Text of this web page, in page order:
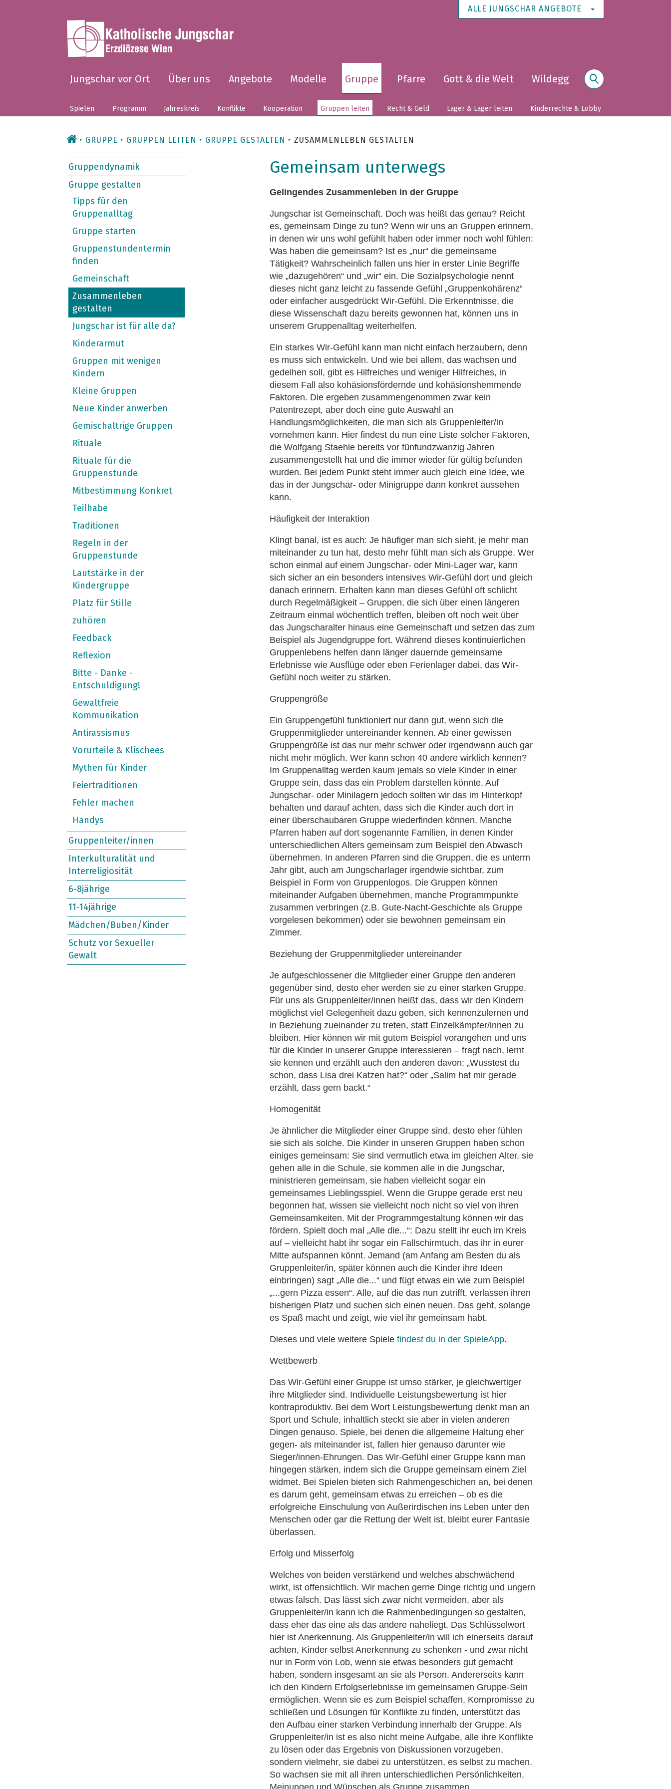
ALLE JUNGSCHAR ANGEBOTE
Jungschar vor Ort Über uns Angebote Modelle Gruppe Pfarre Gott & die Welt Wildegg
Spielen Programm Jahreskreis Konflikte Kooperation Gruppen leiten Recht & Geld Lager & Lager leiten Kinderrechte & Lobby
GRUPPE GRUPPEN LEITEN GRUPPE GESTALTEN ZUSAMMENLEBEN GESTALTEN
Gruppendynamik
Gruppe gestalten
Tipps für den
Gruppenalltag
Gruppe starten
Gruppenstundentermin
finden
Gemeinschaft
Zusammenleben
gestalten
Jungschar ist für alle da?
Kinderarmut
Gruppen mit wenigen
Kindern
Kleine Gruppen
Neue Kinder anwerben
Gemischaltrige Gruppen
Rituale
Rituale für die
Gruppenstunde
Mitbestimmung Konkret
Teilhabe
Traditionen
Regeln in der
Gruppenstunde
Lautstärke in der
Kindergruppe
Platz für Stille
zuhören
Feedback
Reflexion
Bitte - Danke -
Entschuldigung!
Gewaltfreie
Kommunikation
Antirassismus
Vorurteile & Klischees
Mythen für Kinder
Feiertraditionen
Fehler machen
Handys
Gruppenleiter/innen
Interkulturalität und
Interreligiosität
6-8jährige
11-14jährige
Mädchen/Buben/Kinder
Schutz vor Sexueller
Gewalt
Gemeinsam unterwegs
Gelingendes Zusammenleben in der Gruppe
Jungschar ist Gemeinschaft. Doch was heißt das genau? Reicht
es, gemeinsam Dinge zu tun? Wenn wir uns an Gruppen erinnern,
in denen wir uns wohl gefühlt haben oder immer noch wohl fühlen:
Was haben die gemeinsam? Ist es „nur“ die gemeinsame
Tätigkeit? Wahrscheinlich fallen uns hier in erster Linie Begriffe
wie „dazugehören“ und „wir“ ein. Die Sozialpsychologie nennt
dieses nicht ganz leicht zu fassende Gefühl „Gruppenkohärenz“
oder einfacher ausgedrückt Wir-Gefühl. Die Erkenntnisse, die
diese Wissenschaft dazu bereits gewonnen hat, können uns in
unserem Gruppenalltag weiterhelfen.
Ein starkes Wir-Gefühl kann man nicht einfach herzaubern, denn
es muss sich entwickeln. Und wie bei allem, das wachsen und
gedeihen soll, gibt es Hilfreiches und weniger Hilfreiches, in
diesem Fall also kohäsionsfördernde und kohäsionshemmende
Faktoren. Die ergeben zusammengenommen zwar kein
Patentrezept, aber doch eine gute Auswahl an
Handlungsmöglichkeiten, die man sich als Gruppenleiter/in
vornehmen kann. Hier findest du nun eine Liste solcher Faktoren,
die Wolfgang Staehle bereits vor fünfundzwanzig Jahren
zusammengestellt hat und die immer wieder für gültig befunden
wurden. Bei jedem Punkt steht immer auch gleich eine Idee, wie
das in der Jungschar- oder Minigruppe dann konkret aussehen
kann.
Häufigkeit der Interaktion
Klingt banal, ist es auch: Je häufiger man sich sieht, je mehr man
miteinander zu tun hat, desto mehr fühlt man sich als Gruppe. Wer
schon einmal auf einem Jungschar- oder Mini-Lager war, kann
sich sicher an ein besonders intensives Wir-Gefühl dort und gleich
danach erinnern. Erhalten kann man dieses Gefühl oft schlicht
durch Regelmäßigkeit – Gruppen, die sich über einen längeren
Zeitraum einmal wöchentlich treffen, bleiben oft noch weit über
das Jungscharalter hinaus eine Gemeinschaft und setzen das zum
Beispiel als Jugendgruppe fort. Während dieses kontinuierlichen
Gruppenlebens helfen dann länger dauernde gemeinsame
Erlebnisse wie Ausflüge oder eben Ferienlager dabei, das Wir-
Gefühl noch weiter zu stärken.
Gruppengröße
Ein Gruppengefühl funktioniert nur dann gut, wenn sich die
Gruppenmitglieder untereinander kennen. Ab einer gewissen
Gruppengröße ist das nur mehr schwer oder irgendwann auch gar
nicht mehr möglich. Wer kann schon 40 andere wirklich kennen?
Im Gruppenalltag werden kaum jemals so viele Kinder in einer
Gruppe sein, dass das ein Problem darstellen könnte. Auf
Jungschar- oder Minilagern jedoch sollten wir das im Hinterkopf
behalten und darauf achten, dass sich die Kinder auch dort in
einer überschaubaren Gruppe wiederfinden können. Manche
Pfarren haben auf dort sogenannte Familien, in denen Kinder
unterschiedlichen Alters gemeinsam zum Beispiel den Abwasch
übernehmen. In anderen Pfarren sind die Gruppen, die es unterm
Jahr gibt, auch am Jungscharlager irgendwie sichtbar, zum
Beispiel in Form von Gruppenlogos. Die Gruppen können
miteinander Aufgaben übernehmen, manche Programmpunkte
zusammen verbringen (z.B. Gute-Nacht-Geschichte als Gruppe
vorgelesen bekommen) oder sie bewohnen gemeinsam ein
Zimmer.
Beziehung der Gruppenmitglieder untereinander
Je aufgeschlossener die Mitglieder einer Gruppe den anderen
gegenüber sind, desto eher werden sie zu einer starken Gruppe.
Für uns als Gruppenleiter/innen heißt das, dass wir den Kindern
möglichst viel Gelegenheit dazu geben, sich kennenzulernen und
in Beziehung zueinander zu treten, statt Einzelkämpfer/innen zu
bleiben. Hier können wir mit gutem Beispiel vorangehen und uns
für die Kinder in unserer Gruppe interessieren – fragt nach, lernt
sie kennen und erzählt auch den anderen davon: „Wusstest du
schon, dass Lisa drei Katzen hat?“ oder „Salim hat mir gerade
erzählt, dass gern backt.“
Homogenität
Je ähnlicher die Mitglieder einer Gruppe sind, desto eher fühlen
sie sich als solche. Die Kinder in unseren Gruppen haben schon
einiges gemeinsam: Sie sind vermutlich etwa im gleichen Alter, sie
gehen alle in die Schule, sie kommen alle in die Jungschar,
ministrieren gemeinsam, sie haben vielleicht sogar ein
gemeinsames Lieblingsspiel. Wenn die Gruppe gerade erst neu
begonnen hat, wissen sie vielleicht noch nicht so viel von ihren
Gemeinsamkeiten. Mit der Programmgestaltung können wir das
fördern. Spielt doch mal „Alle die...“: Dazu stellt ihr euch im Kreis
auf – vielleicht habt ihr sogar ein Fallschirmtuch, das ihr in eurer
Mitte aufspannen könnt. Jemand (am Anfang am Besten du als
Gruppenleiter/in, später können auch die Kinder ihre Ideen
einbringen) sagt „Alle die...“ und fügt etwas ein wie zum Beispiel
„...gern Pizza essen“. Alle, auf die das nun zutrifft, verlassen ihren
bisherigen Platz und suchen sich einen neuen. Das geht, solange
es Spaß macht und zeigt, wie viel ihr gemeinsam habt.
Dieses und viele weitere Spielefindest du in der SpieleApp.
Wettbewerb
Das Wir-Gefühl einer Gruppe ist umso stärker, je gleichwertiger
ihre Mitglieder sind. Individuelle Leistungsbewertung ist hier
kontraproduktiv. Bei dem Wort Leistungsbewertung denkt man an
Sport und Schule, inhaltlich steckt sie aber in vielen anderen
Dingen genauso. Spiele, bei denen die allgemeine Haltung eher
gegen- als miteinander ist, fallen hier genauso darunter wie
Sieger/innen-Ehrungen. Das Wir-Gefühl einer Gruppe kann man
hingegen stärken, indem sich die Gruppe gemeinsam einem Ziel
widmet. Bei Spielen bieten sich Rahmengeschichen an, bei denen
es darum geht, gemeinsam etwas zu erreichen – ob es die
erfolgreiche Einschulung von Außerirdischen ins Leben unter den
Menschen oder gar die Rettung der Welt ist, bleibt eurer Fantasie
überlassen.
Erfolg und Misserfolg
Welches von beiden verstärkend und welches abschwächend
wirkt, ist offensichtlich. Wir machen gerne Dinge richtig und ungern
etwas falsch. Das lässt sich zwar nicht vermeiden, aber als
Gruppenleiter/in kann ich die Rahmenbedingungen so gestalten,
dass eher das eine als das andere naheliegt. Das Schlüsselwort
hier ist Anerkennung. Als Gruppenleiter/in will ich einerseits darauf
achten, Kinder selbst Anerkennung zu schenken - und zwar nicht
nur in Form von Lob, wenn sie etwas besonders gut gemacht
haben, sondern insgesamt an sie als Person. Andererseits kann
ich den Kindern Erfolgserlebnisse im gemeinsamen Gruppe-Sein
ermöglichen. Wenn sie es zum Beispiel schaffen, Kompromisse zu
schließen und Lösungen für Konflikte zu finden, unterstützt das
den Aufbau einer starken Verbindung innerhalb der Gruppe. Als
Gruppenleiter/in ist es also nicht meine Aufgabe, alle ihre Konflikte
zu lösen oder das Ergebnis von Diskussionen vorzugeben,
sondern vielmehr, sie dabei zu unterstützen, es selbst zu machen.
So wachsen sie mit all ihren unterschiedlichen Persönlichkeiten,
Meinungen und Wünschen als Gruppe zusammen.